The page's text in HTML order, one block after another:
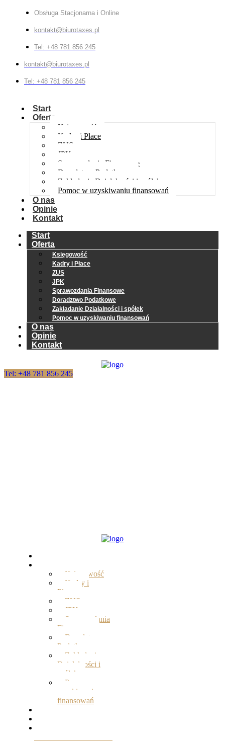
Obsługa Stacjonarna i Online
kontakt@biurotaxes.pl
Tel: +48 781 856 245
kontakt@biurotaxes.pl
Tel: +48 781 856 245
Start
Oferta
Księgowość
Kadry i Płace
ZUS
JPK
Sprawozdania Finansowe
Doradztwo Podatkowe
Zakładanie Działalności i spółek
Pomoc w uzyskiwaniu finansowań
O nas
Opinie
Kontakt
Start
Oferta
Księgowość
Kadry i Płace
ZUS
JPK
Sprawozdania Finansowe
Doradztwo Podatkowe
Zakładanie Działalności i spółek
Pomoc w uzyskiwaniu finansowań
O nas
Opinie
Kontakt
Tel: +48 781 856 245
Księgowość
Kadry i
Płace
ZUS
JPK
Sprawozdania
Finansowe
Doradztwo
Podatkowe
Zakładanie
Działalności i
spółek
Pomoc w
uzyskiwaniu
finansowań